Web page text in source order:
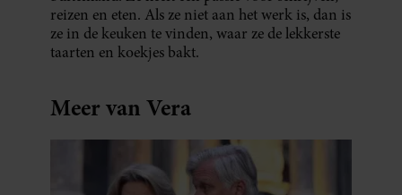
reizen en eten. Als ze niet aan het werk is, dan is
ze in de keuken te vinden, waar ze de lekkerste
taarten en koekjes bakt.
Meer van Vera